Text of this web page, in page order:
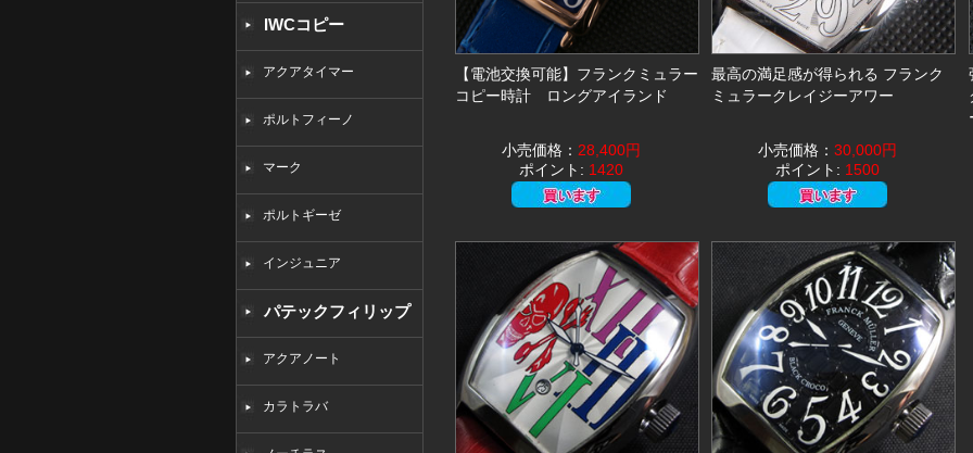
IWCコピー
アクアタイマー
ポルトフィーノ
マーク
ポルトギーゼ
インジュニア
パテックフィリップ
コピーアクアノート
カラトラバ
【電池交換可能】フランクミュラー
コピー時計 ロングアイランド
小売価格： 28,400円
ポイント: 1420
最高の満足感が得られる フランク
ミュラークレイジーアワー
小売価格： 30,000円
ポイント: 1500